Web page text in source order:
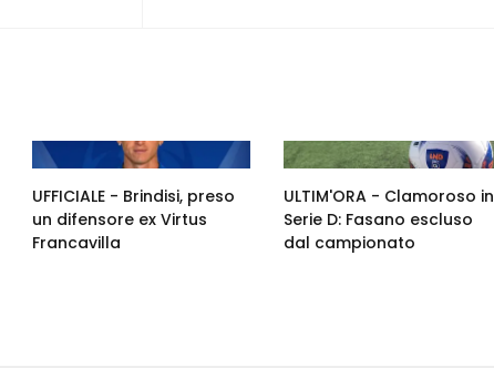
UFFICIALE - Brindisi, preso
un difensore ex Virtus
Francavilla
ULTIM'ORA - Clamoroso in
Serie D: Fasano escluso
dal campionato